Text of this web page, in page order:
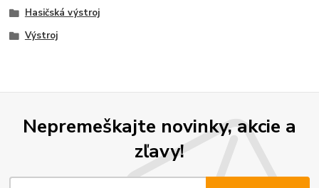
Hasičská výstroj
Výstroj
Nepremeškajte novinky, akcie a
zľavy!